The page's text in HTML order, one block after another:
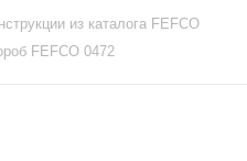
из каталога FEFCO
FEFCO 0472